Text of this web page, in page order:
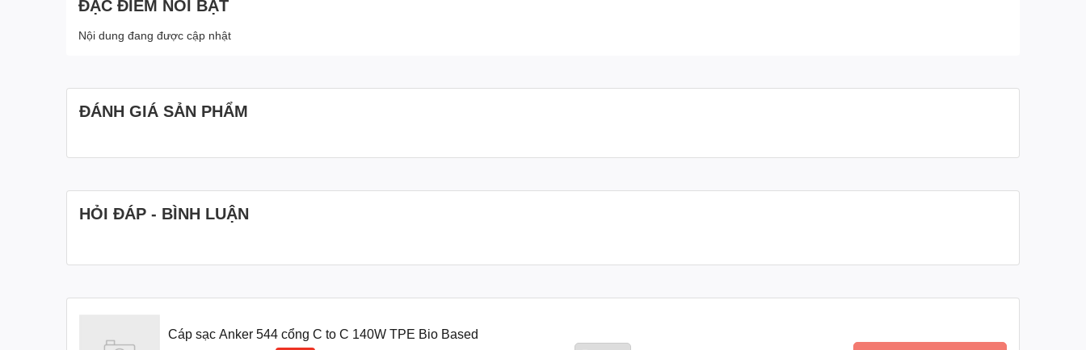
ĐẶC ĐIỂM NỔI BẬT
Nội dung đang được cập nhật
ĐÁNH GIÁ SẢN PHẨM
HỎI ĐÁP - BÌNH LUẬN
Cáp sạc Anker 544 cổng C to C 140W TPE Bio Based